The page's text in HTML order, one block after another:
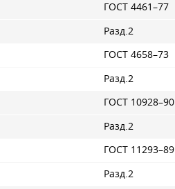
ГОСТ 4461–77
Разд.2
ГОСТ 4658–73
Разд.2
ГОСТ 10928–90
Разд.2
ГОСТ 11293–89
Разд.2